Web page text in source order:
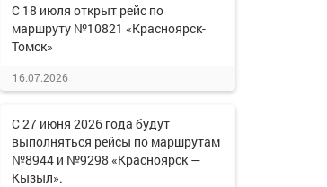
С 18 июля открыт рейс по
маршруту №10821 «Красноярск-
Томск»
16.07.2026
С 27 июня 2026 года будут
выполняться рейсы по маршрутам
№8944 и №9298 «Красноярск —
Кызыл».